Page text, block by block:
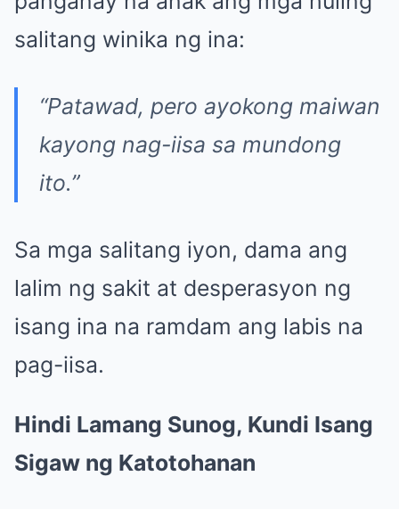
salitang winika ng ina:
“Patawad, pero ayokong maiwan
kayong nag-iisa sa mundong
ito.”
Sa mga salitang iyon, dama ang
lalim ng sakit at desperasyon ng
isang ina na ramdam ang labis na
pag-iisa.
Hindi Lamang Sunog, Kundi Isang
Sigaw ng Katotohanan